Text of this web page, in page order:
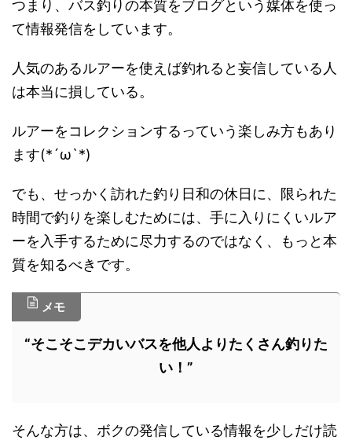
つまり、バス釣りの本質をブログという媒体を使っ
て情報発信をしています。
人気のあるルアーを使えば釣れると妄信している人
は本当に損している。
ルアーをコレクションするっていう楽しみ方もあり
ます(*´ω`*)
でも、せっかく訪れた釣り日和の休日に、限られた
時間で釣りを楽しむためには、手に入りにくいルア
ーを入手するために尽力するのではなく、もっと本
質を知るべきです。
メモ
“そこそこデカいバスを他人よりたくさん釣りた
い！”
そんな方は、ボクの発信している情報を少しだけ読